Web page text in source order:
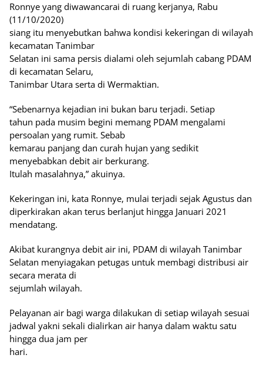
Ronnye yang diwawancarai di ruang kerjanya, Rabu
(11/10/2020)
siang itu menyebutkan bahwa kondisi kekeringan di wilayah
kecamatan Tanimbar
Selatan ini sama persis dialami oleh sejumlah cabang PDAM
di kecamatan Selaru,
Tanimbar Utara serta di Wermaktian.
“Sebenarnya kejadian ini bukan baru terjadi. Setiap
tahun pada musim begini memang PDAM mengalami
persoalan yang rumit. Sebab
kemarau panjang dan curah hujan yang sedikit
menyebabkan debit air berkurang.
Itulah masalahnya,” akuinya.
Kekeringan ini, kata Ronnye, mulai terjadi sejak Agustus dan
diperkirakan akan terus berlanjut hingga Januari 2021
mendatang.
Akibat kurangnya debit air ini, PDAM di wilayah Tanimbar
Selatan menyiagakan petugas untuk membagi distribusi air
secara merata di
sejumlah wilayah.
Pelayanan air bagi warga dilakukan di setiap wilayah sesuai
jadwal yakni sekali dialirkan air hanya dalam waktu satu
hingga dua jam per
hari.